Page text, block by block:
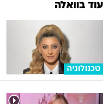
עוד בוואלה
טכנולוגיה